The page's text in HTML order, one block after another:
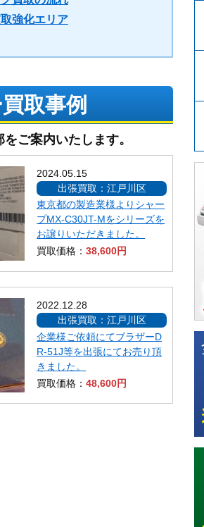
強化エリア
取事例
ご案内いたします。
2024.05.15
出張買取：江戸川区
東京都の製造業様よりシャー
プMX-C30JT-Mをシリーズを
お譲りいただきました。
買取価格：38,600円
2022.12.28
出張買取：江戸川区
企業様ご依頼にてブラザーD
R-51J等を出張にてお売り頂
きました。
買取価格：48,600円